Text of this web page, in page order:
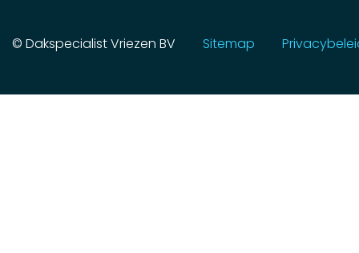
© Dakspecialist Vriezen BV Sitemap